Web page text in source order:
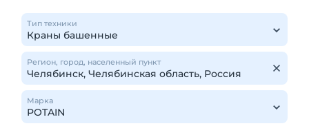
Тип техники
Регион, город, населенный пункт
Марка